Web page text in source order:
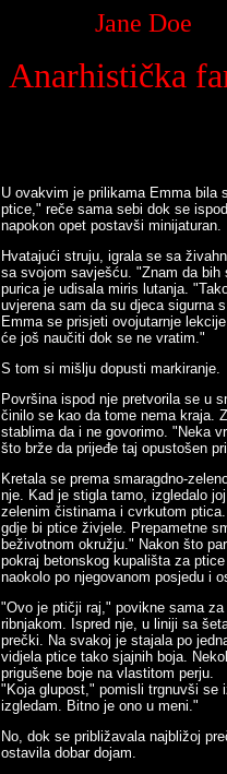
Jane Doe
Anarhistička
U ovakvim je prilikama Emma bila
ptice," reče sama sebi dok se
napokon opet postavši minijaturan.
Hvatajući struju, igrala se sa
sa svojom savješću. "Znam da bih
purica je udisala miris lutanja.
uvjerena sam da su djeca sigurna
Emma se prisjeti ovojutarnje
će još naučiti dok se ne vratim."
S tom si mišlju dopusti markiranje.
Površina ispod nje pretvorila se u
činilo se kao da tome nema kraja.
stablima da i ne govorimo. "Neka
što brže da prijeđe taj opustošen
Kretala se prema smaragdno-
nje. Kad je stigla tamo, izgledalo
zelenim čistinama i cvrkutom
gdje bi ptice živjele. Prepametne
beživotnom okružju." Nakon što
pokraj betonskog kupališta za
naokolo po njegovanom posjedu i
"Ovo je ptičji raj," povikne sama
ribnjakom. Ispred nje, u liniji sa
prečki. Na svakoj je stajala po
vidjela ptice tako sjajnih boja.
prigušene boje na vlastitom perju.
"Koja glupost," pomisli trgnuvši se
izgledam. Bitno je ono u meni."
No, dok se približavala najbližoj
ostavila dobar dojam.